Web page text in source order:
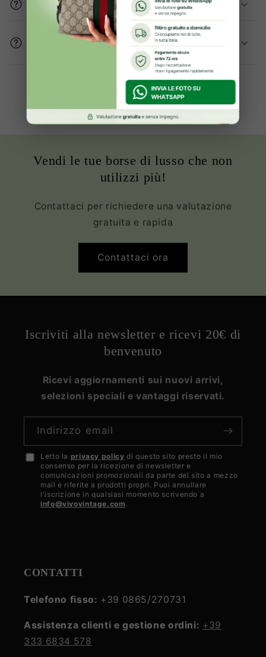
Gli articoli sono originali?
Come mi assicurate che le condizioni del
prodotto sono buone?
Oltre 2000+ clienti Soddisfatte ed
Innamorate della propria borsa
Vendi le tue borse di lusso che non
utilizzi più!
Contattaci per richiedere una valutazione
gratuita e rapida
Contattaci ora
Iscriviti alla newsletter e ricevi 20€ di
benvenuto
Ricevi aggiornamenti sui nuovi arrivi,
selezioni speciali e vantaggi riservati.
Indirizzo email
Accetto
privacy
policy
Letto la privacy policy di questo sito presto il mio
consenso per la ricezione di newsletter e
comunicazioni promozionali da parte del sito a mezzo
mail e riferite a prodotti propri. Puoi annullare
l'iscrizione in qualsiasi momento scrivendo a
info@vivovintage.com .
CONTATTI
Telefono fisso: +39 0865/270731
Assistenza clienti e gestione ordini: +39
333 6834 578